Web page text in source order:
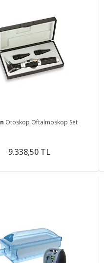
Otoskop Oftalmoskop Set
9.338,50 TL